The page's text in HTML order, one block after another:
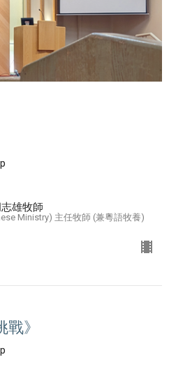
雄牧師
Ministry) 主任牧師 (兼粵語牧養)
》